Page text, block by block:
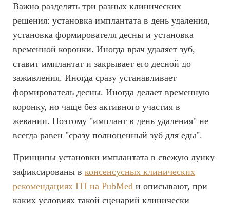
Важно разделять три разных клинических
решения: установка имплантата в день удаления,
установка формирователя десны и установка
временной коронки. Иногда врач удаляет зуб,
ставит имплантат и закрывает его десной до
заживления. Иногда сразу устанавливает
формирователь десны. Иногда делает временную
коронку, но чаще без активного участия в
жевании. Поэтому "имплант в день удаления" не
всегда равен "сразу полноценный зуб для еды".
Принципы установки имплантата в свежую лунку
зафиксированы в консенсусных клинических
рекомендациях ITI на PubMed и описывают, при
каких условиях такой сценарий клинически